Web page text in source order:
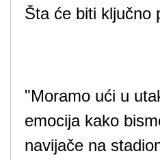
Šta će biti ključno
"Moramo ući u
emocija kako
navijače na